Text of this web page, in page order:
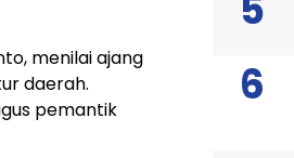
menilai ajang
daerah.
pemantik